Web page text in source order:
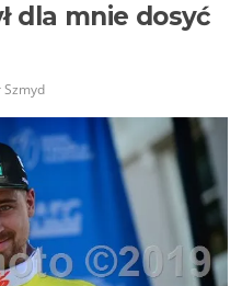
dla mnie dosyć
Szmyd